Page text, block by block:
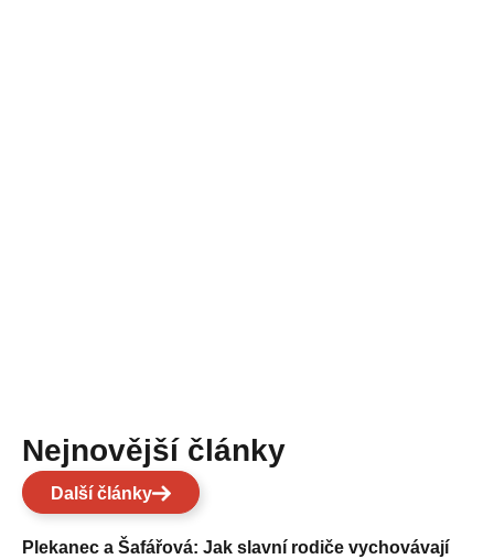
Nejnovější články
Další články
Plekanec a Šafářová: Jak slavní rodiče vychovávají